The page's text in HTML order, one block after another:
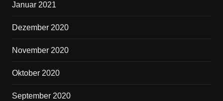
Januar 2021
Dezember 2020
November 2020
Oktober 2020
September 2020